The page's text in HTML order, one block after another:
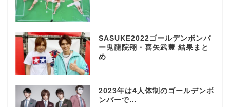
SASUKE2022ゴールデンボンバ
ー鬼龍院翔・喜矢武豊 結果まと
め
2023年は4人体制のゴールデンボ
ンバーで…